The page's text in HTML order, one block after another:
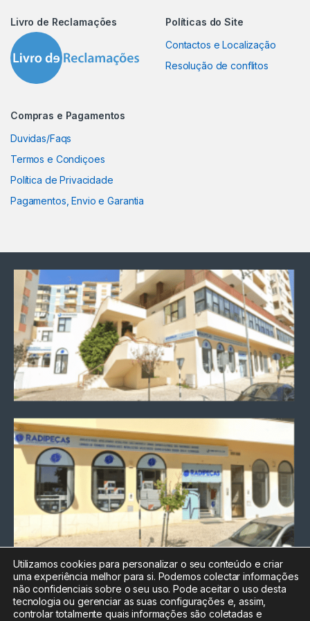
Livro de Reclamações
Políticas do Site
Contactos e Localização
Resolução de conflitos
Compras e Pagamentos
Duvidas/Faqs
Termos e Condiçoes
Política de Privacidade
Pagamentos, Envio e Garantia
Chamada para a rede fixa
nacional
Electrónica:212
Utilizamos cookies para personalizar o seu conteúdo e criar
uma experiência melhor para si. Podemos colectar informações
não confidenciais sobre o seu uso. Pode aceitar o uso desta
tecnologia ou gerenciar as suas configurações e, assim,
controlar totalmente quais informações são coletadas e